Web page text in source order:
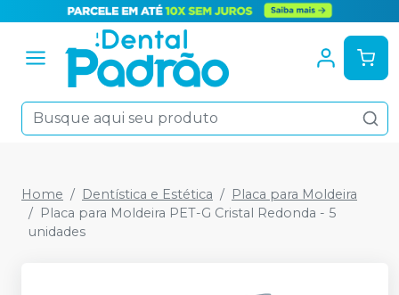
Home Dentística e Estética
Placa para Moldeira
Placa para Moldeira PET-G Cristal Redonda - 5
unidades